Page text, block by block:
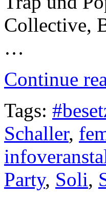
Collective,
…
Continue
Tags:
Schaller,
Party, Soli,